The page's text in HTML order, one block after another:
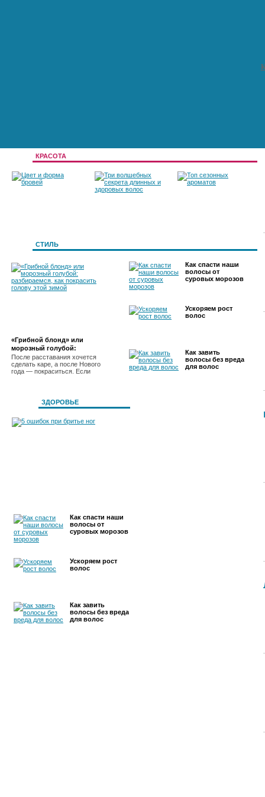
КРАСОТА
СТИЛЬ
«Грибной блонд» или
морозный голубой:
разбираемся, как покрасить
голову этой зимой
После расставания хочется
сделать каре, а после Нового
года — покраситься. Если
Как спасти наши
волосы от
суровых морозов
Ускоряем рост
волос
Как завить
волосы без вреда
для волос
ЗДОРОВЬЕ
Как спасти наши
волосы от
суровых морозов
Ускоряем рост
волос
Как завить
волосы без вреда
для волос